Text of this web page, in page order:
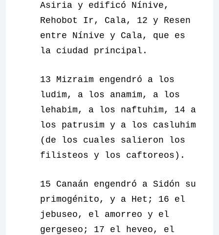
Asiria y edificó Nínive,
Rehobot Ir, Cala, 12 y Resen
entre Nínive y Cala, que es
la ciudad principal.
13 Mizraim engendró a los
ludim, a los anamim, a los
lehabim, a los naftuhim, 14 a
los patrusim y a los casluhim
(de los cuales salieron los
filisteos y los caftoreos).
15 Canaán engendró a Sidón su
primogénito, y a Het; 16 el
jebuseo, el amorreo y el
gergeseo; 17 el heveo, el